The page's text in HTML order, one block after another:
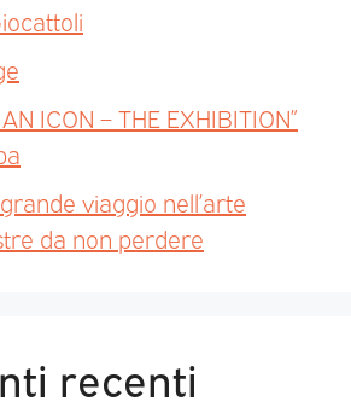
ICON – THE EXHIBITION”
viaggio nell’arte
da non perdere
recenti